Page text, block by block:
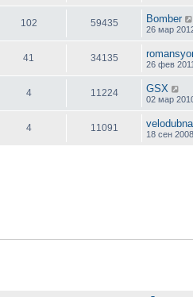
102 59435 Bomber
26 мар
41 34135
26 фев
4 11224 GSX
02 мар
4 11091 velodubna
18 сен